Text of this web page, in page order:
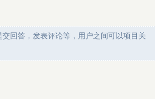
回答，发表评论等，用户之间可以项目关